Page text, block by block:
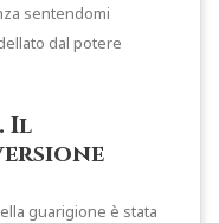
sentendomi
dal potere
Il
guarigione è stata